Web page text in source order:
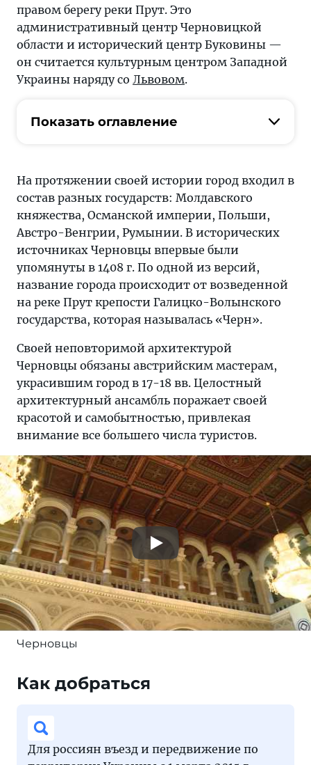
правом берегу реки Прут. Это
административный центр Черновицкой
области и исторический центр Буковины —
он считается культурным центром Западной
Украины наряду со Львовом.
Показать оглавление
На протяжении своей истории город входил в
состав разных государств: Молдавского
княжества, Османской империи, Польши,
Австро-Венгрии, Румынии. В исторических
источниках Черновцы впервые были
упомянуты в 1408 г. По одной из версий,
название города происходит от возведенной
на реке Прут крепости Галицко-Волынского
государства, которая называлась «Черн».
Своей неповторимой архитектурой
Черновцы обязаны австрийским мастерам,
украсившим город в 17-18 вв. Целостный
архитектурный ансамбль поражает своей
красотой и самобытностью, привлекая
внимание все большего числа туристов.
Черновцы
Как добраться
Для россиян въезд и передвижение по